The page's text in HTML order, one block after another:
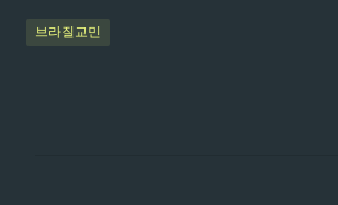
브라질교민